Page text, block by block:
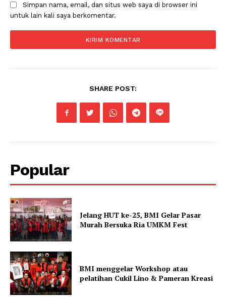
Simpan nama, email, dan situs web saya di browser ini
untuk lain kali saya berkomentar.
SHARE POST:
Popular
Jelang HUT ke-25, BMI Gelar Pasar
Murah Bersuka Ria UMKM Fest
BMI menggelar Workshop atau
pelatihan Cukil Lino & Pameran Kreasi